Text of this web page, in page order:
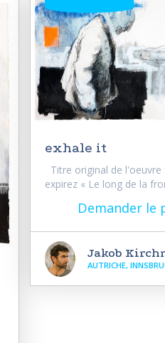
exhale it
Titre original de l'oeuvre
expirez « Le long de la
Demander le
Jakob
AUTRICHE,